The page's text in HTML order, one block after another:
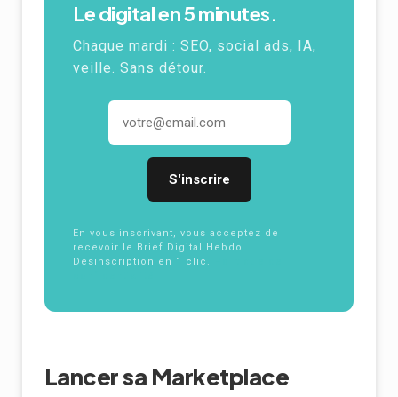
Le digital en 5 minutes.
Chaque mardi : SEO, social ads, IA,
veille. Sans détour.
En vous inscrivant, vous acceptez de
recevoir le Brief Digital Hebdo.
Désinscription en 1 clic.
Lancer sa Marketplace